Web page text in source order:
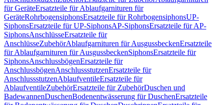
für GeräteErsatzteile für Ablaufgarnituren für
GeräteRohrbogensiphonsErsatzteile für RohrbogensiphonsUP-
SiphonsErsatzteile für UP-SiphonsAP-SiphonsErsatzteile für AP-
SiphonsAnschlüsseErsatzteile für
AnschlüsseZubehörAblaufgarnituren für AusgussbeckenErsatzteile
für Ablaufgarnituren für AusgussbeckenSiphonsErsatzteile für
SiphonsAnschlussbögenErsatzteile für
AnschlussbögenAnschlussstutzenErsatzteile für
AnschlussstutzenAblaufventileErsatzteile für
AblaufventileZubehörErsatzteile für ZubehörDuschen und
BadewannenDuschenBodenentwässerung für DuschenErsatzteile